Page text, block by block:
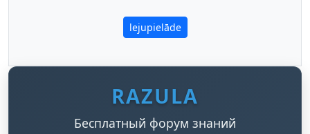
lejupielāde
RAZULA
Бесплатный форум знаний